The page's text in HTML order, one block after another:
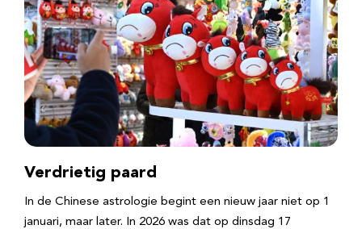
Verdrietig paard
In de Chinese astrologie begint een nieuw jaar niet op 1
januari, maar later. In 2026 was dat op dinsdag 17